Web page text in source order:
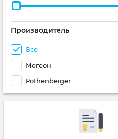
Производитель
Все
Мегеон
Rothenberger